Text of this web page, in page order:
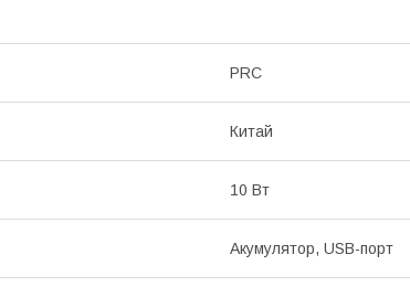
PRC
Китай
10 Вт
Акумулятор, USB-порт